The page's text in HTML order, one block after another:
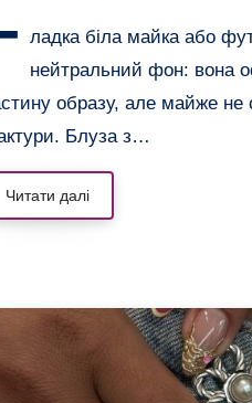
ладка біла майка або
нейтральний фон: вона
образу, але майже не
Блуза з…
Читати далі